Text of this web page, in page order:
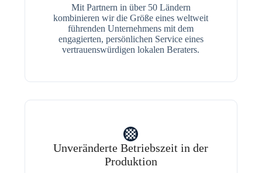
Mit Partnern in über 50 Ländern
kombinieren wir die Größe eines weltweit
führenden Unternehmens mit dem
engagierten, persönlichen Service eines
vertrauenswürdigen lokalen Beraters.
Unveränderte Betriebszeit in der
Produktion